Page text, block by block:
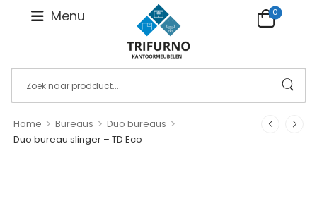
Menu 0
Home > Bureaus > Duo bureaus >
Duo bureau slinger – TD Eco